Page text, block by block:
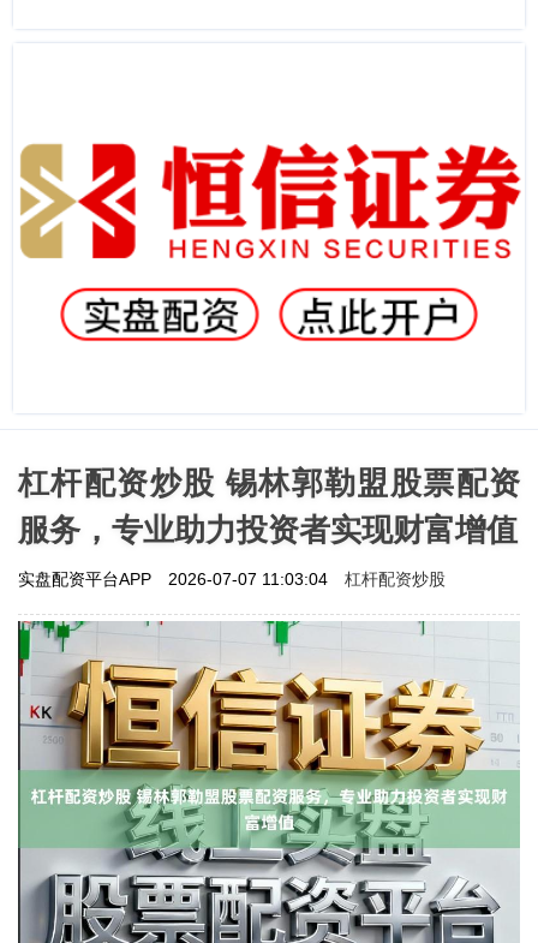
杠杆配资炒股 锡林郭勒盟股票配资
服务，专业助力投资者实现财富增值
实盘配资平台APP 2026-07-07 11:03:04 杠杆配资炒股